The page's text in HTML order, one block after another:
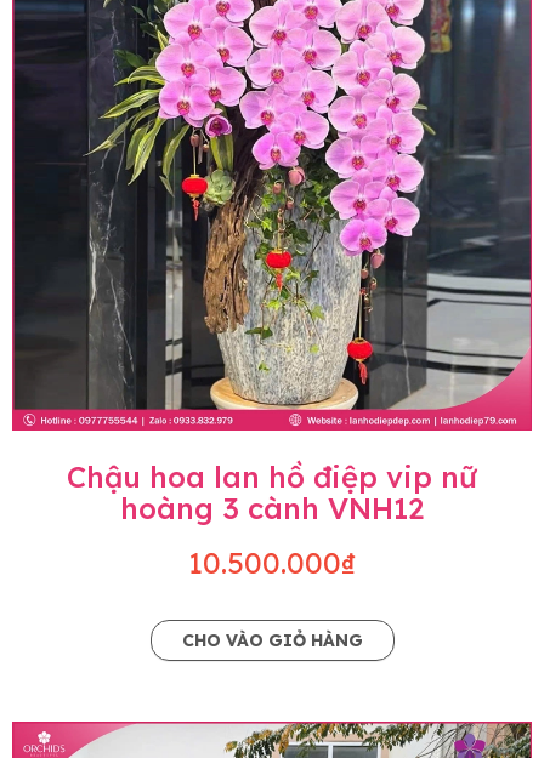
Chậu hoa lan hồ điệp vip nữ
hoàng 3 cành VNH12
10.500.000₫
CHO VÀO GIỎ HÀNG